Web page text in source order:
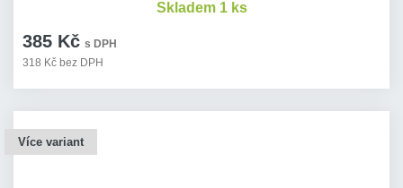
385 Kč s DPH
318 Kč bez DPH
Skladem 1 ks
Více variant